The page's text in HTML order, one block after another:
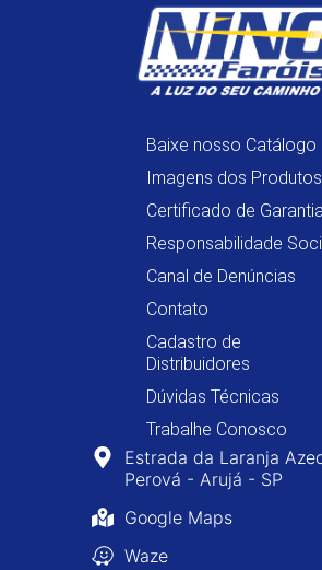
Baixe nosso Catálogo
Imagens dos Produtos
Certificado de
Responsabilidade
Canal de Denúncias
Contato
Cadastro de
Distribuidores
Dúvidas Técnicas
Trabalhe Conosco
Estrada da Laranja
Perová - Arujá - SP
Google Maps
Waze